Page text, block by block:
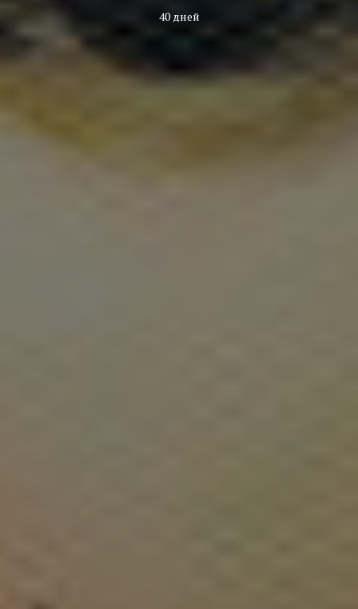
40 дней